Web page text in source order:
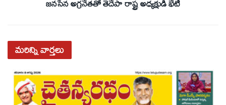
జనసేన అగ్రనేతతో తెదేపా రాష్ట్ర అధ్యక్షుడి భేటీ
మరిన్నివార్తలు